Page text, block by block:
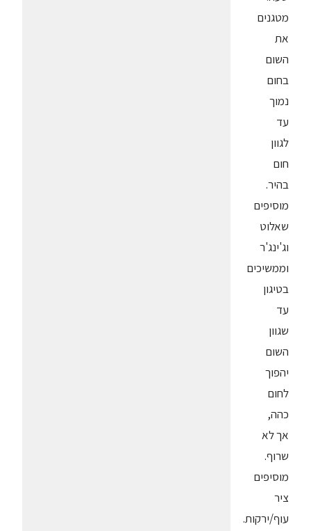
מטגנים
את
השום
בחום
נמוך
עד
לגוון
חום
בהיר.
מוסיפים
שאלוט
וג'ינג'ר
וממשיכים
בטיגון
עד
שגוון
השום
יהפוך
לחום
כהה,
אך לא
שרוף.
מוסיפים
ציר
עוף/ירקות.